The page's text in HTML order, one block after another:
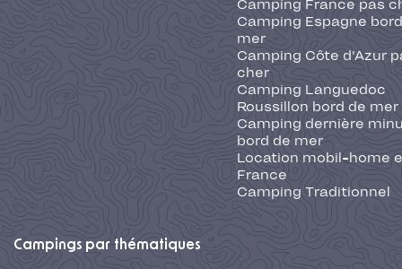
Camping France pas
Camping Espagne
mer
Camping Côte d'Azur
cher
Camping Languedoc
Roussillon bord de mer
Camping dernière
bord de mer
Location mobil-home
France
Camping Traditionnel
Campings par thématiques